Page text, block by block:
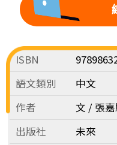
ISBN
語文類別
中文
作者
文 / 張
出版社
未來